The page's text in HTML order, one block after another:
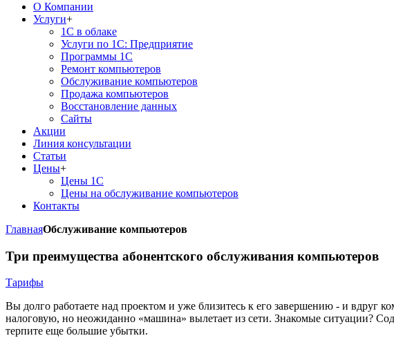
О Компании
Услуги+
1С в облаке
Услуги по 1С: Предприятие
Программы 1С
Ремонт компьютеров
Обслуживание компьютеров
Продажа компьютеров
Восстановление данных
Сайты
Акции
Линия консультации
Статьи
Цены+
Цены 1С
Цены на обслуживание компьютеров
Контакты
ГлавнаяОбслуживание компьютеров
Три преимущества абонентского обслуживания компьютеров
Тарифы
Вы долго работаете над проектом и уже близитесь к его завершению - и вдруг
налоговую, но неожиданно «машина» вылетает из сети. Знакомые ситуации?
терпите еще большие убытки.